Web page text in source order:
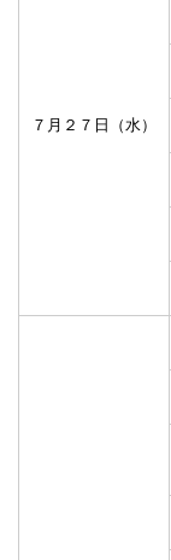
７月２７日（水）